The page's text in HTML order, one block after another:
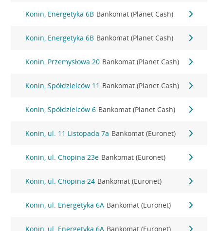
Konin, Energetyka 6B Bankomat (Planet Cash)
Konin, Energetyka 6B Bankomat (Planet Cash)
Konin, Przemysłowa 20 Bankomat (Planet Cash)
Konin, Spółdzielców 11 Bankomat (Planet Cash)
Konin, Spółdzielców 6 Bankomat (Planet Cash)
Konin, ul. 11 Listopada 7a Bankomat (Euronet)
Konin, ul. Chopina 23e Bankomat (Euronet)
Konin, ul. Chopina 24 Bankomat (Euronet)
Konin, ul. Energetyka 6A Bankomat (Euronet)
Konin, ul. Energetyka 6A Bankomat (Euronet)